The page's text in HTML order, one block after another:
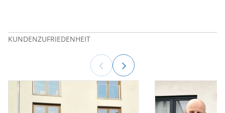
KUNDENZUFRIEDENHEIT